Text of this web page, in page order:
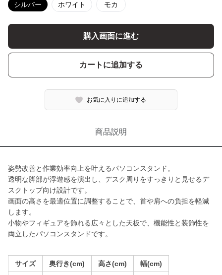
シルバー ホワイト モカ
購入画面に進む
カートに追加する
お気に入りに追加する
商品説明
姿勢改善と作業効率向上を叶えるパソコンスタンド。
透明な脚部が浮遊感を演出し、デスク周りをすっきりと見せるデ
スクトップ向け設計です。
画面の高さを最適位置に調整することで、首や肩への負担を軽減
します。
小物やフィギュアを飾れる広々とした天板で、機能性と装飾性を
両立したパソコンスタンドです。
サイズ 奥行き(cm) 高さ(cm) 幅(cm)